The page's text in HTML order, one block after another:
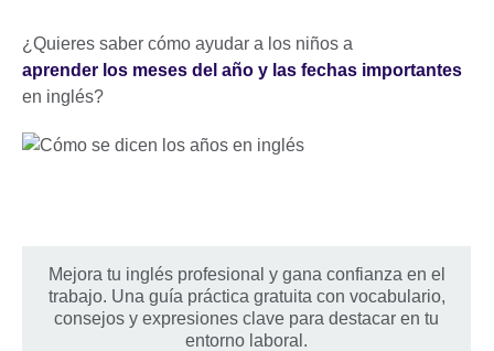
¿Quieres saber cómo ayudar a los niños a
aprender los meses del año y las fechas importantes
en inglés?
Mejora tu inglés profesional y gana confianza en el
trabajo. Una guía práctica gratuita con vocabulario,
consejos y expresiones clave para destacar en tu
entorno laboral.